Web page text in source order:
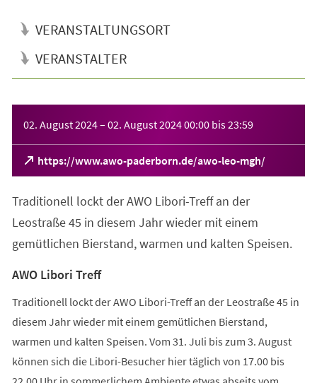
VERANSTALTUNGSORT
VERANSTALTER
02. August 2024– 02. August 202400:00 bis23:59
https://www.awo-paderborn.de/awo-leo-mgh/
(Öffnet
in
neuen
Tab)
Traditionell lockt der AWO Libori-Treff an der
Leostraße 45 in diesem Jahr wieder mit einem
gemütlichen Bierstand, warmen und kalten Speisen.
AWO Libori Treff
Traditionell lockt der AWO Libori-Treff an der Leostraße 45 in
diesem Jahr wieder mit einem gemütlichen Bierstand,
warmen und kalten Speisen. Vom 31. Juli bis zum 3. August
können sich die Libori-Besucher hier täglich von 17.00 bis